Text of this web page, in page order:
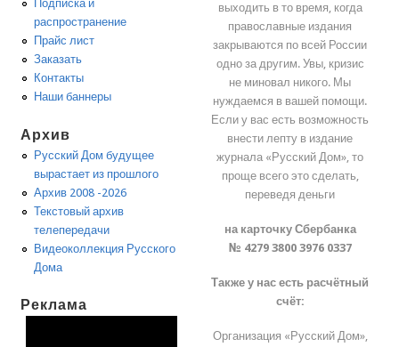
Подписка и
распространение
Прайс лист
Заказать
Контакты
Наши баннеры
Архив
Русский Дом будущее
вырастает из прошлого
Архив 2008 -2026
Текстовый архив
телепередачи
Видеоколлекция Русского
Дома
Реклама
выходить в то время, когда
православные издания
закрываются по всей России
одно за другим. Увы, кризис
не миновал никого. Мы
нуждаемся в вашей помощи.
Если у вас есть возможность
внести лепту в издание
журнала «Русский Дом», то
проще всего это сделать,
переведя деньги
на карточку Сбербанка
№ 4279 3800 3976 0337
Также у нас есть расчётный
счёт:
Организация «Русский Дом»,